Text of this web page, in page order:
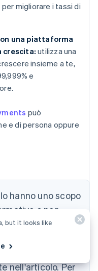
migliorare i tassi di
una piattaforma
crescita: utilizza una
insieme a te,
e
può
e di persona oppure
hanno uno scopo
e non
legale
l'accuratezza,
o l'attualità
nell'articolo. Per
but it looks like